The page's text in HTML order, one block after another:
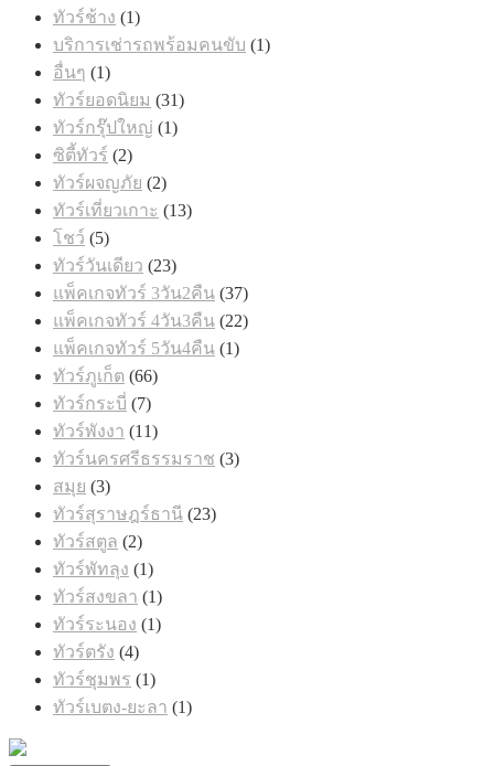
ทัวร์ช้าง 11
สินค้า
บริการเช่ารถพร้อมคนขับ 11
อื่นๆ 11
สินค้า
ทัวร์ยอดนิยม 3131
ทัวร์กรุ๊ปใหญ่ 11
ซิตี้ทัวร์ 22
สินค้า
ทัวร์ผจญภัย 22
สินค้า
ทัวร์เที่ยวเกาะ 1313
โชว์ 55
สินค้า
ทัวร์วันเดียว 2323
สินค้า
แพ็คเกจทัวร์ 3วัน2คืน 3737
สินค้า
แพ็คเกจทัวร์ 4วัน3คืน 2222
แพ็คเกจทัวร์ 5วัน4คืน 11
ทัวร์ภูเก็ต 6666
ทัวร์กระบี่ 77
สินค้า
ทัวร์พังงา 1111
ทัวร์นครศรีธรรมราช 33
สมุย 33
สินค้า
ทัวร์สุราษฎร์ธานี 2323
ทัวร์สตูล 22
สินค้า
ทัวร์พัทลุง 11
สินค้า
ทัวร์สงขลา 11
สินค้า
ทัวร์ระนอง 11
ทัวร์ตรัง 44
สินค้า
ทัวร์ชุมพร 11
สินค้า
ทัวร์เบตง-ยะลา 11